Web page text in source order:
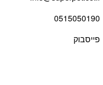
0515050190
פייסבוק